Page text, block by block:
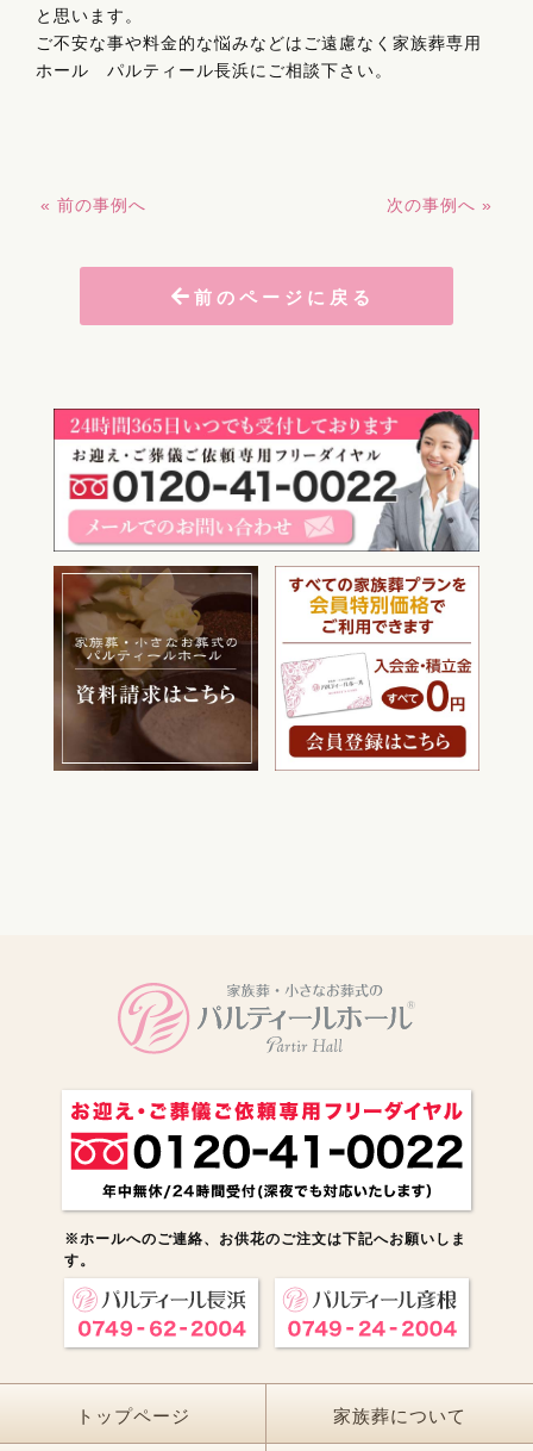
と思います。
ご不安な事や料金的な悩みなどはご遠慮なく家族葬専用
ホール パルティール長浜にご相談下さい。
« 前の事例へ 次の事例へ »
前のページに戻る
※ホールへのご連絡、お供花のご注文は下記へお願いしま
す。
トップページ 家族葬について